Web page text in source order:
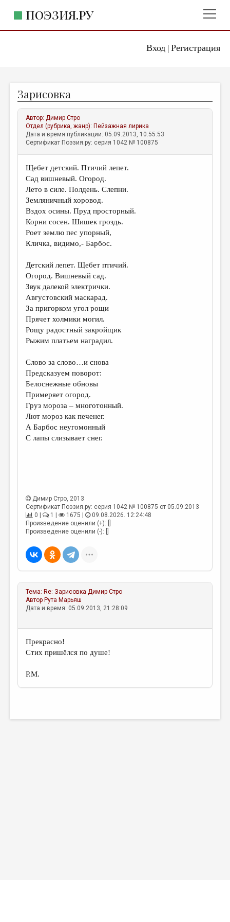
Вход| Регистрация
ПОЭЗИЯ.РУ
ЖАНРЫ
АВТОРЫ
КОММЕНТАРИИ
ЛИТСАЛОН
НОВОСТИ
ПРАВИЛА САЙТА
ОТДЕЛЫ И РУБРИКИ
ИЗБРАННОЕ
ДАЙДЖЕСТ
ПРОИЗВЕДЕНИЯ
ПЕРЕВОДЫ
КОНКУРСЫ
ДЕТСКАЯ КОМНАТА
КНИЖНАЯ ПОЛКА
СТРАНИЦЫ ПАМЯТИ
ОБЪЯВЛЕНИЯ
КОЛОНКА РЕДАКТОРА
РЕДКОЛЛЕГИЯ
ЛИТЕРАТУРОВЕДЕНИЕ
КУЛЬТУРОВЕДЕНИЕ
ПУБЛИЦИСТИКА
РЕЦЕНЗИРОВАНИЕ
ЦИКЛЫ ПУБЛИКАЦИЙ
ТРЕДИАКОВСКИЙ
МЕДИА
ВКОНТАКТЕ
Зарисовка
Автор:Димир Стро
Отдел (рубрика, жанр): Пейзажная лирика
Дата и время публикации: 05.09.2013, 10:55:53
Сертификат Поэзия.ру: серия 1042 № 100875
Щебет детский. Птичий лепет.
Сад вишневый. Огород.
Лето в силе. Полдень. Слепни.
Земляничный хоровод.
Вздох осины. Пруд просторный.
Корни сосен. Шишек гроздь.
Роет землю пес упорный,
Кличка, видимо,- Барбос.
Детский лепет. Щебет птичий.
Огород. Вишневый сад.
Звук далекой электрички.
Августовский маскарад.
За пригорком угол рощи
Прячет холмики могил.
Рощу радостный закройщик
Рыжим платьем наградил.
Слово за слово…и снова
Предсказуем поворот:
Белоснежные обновы
Примеряет огород.
Груз мороза – многотонный.
Лют мороз как печенег.
А Барбос неугомонный
С лапы слизывает снег.
Димир Стро, 2013
Сертификат Поэзия.ру: серия 1042 № 100875 от 05.09.2013
0 |
1 | 1675 |
09.08.2026. 12:24:48
Произведение оценили (+): []
Произведение оценили (-): []
Тема: Re: Зарисовка Димир Стро
Автор Рута Марьяш
Дата и время: 05.09.2013, 21:28:09
Прекрасно!
Стих пришёлся по душе!
Р.М.